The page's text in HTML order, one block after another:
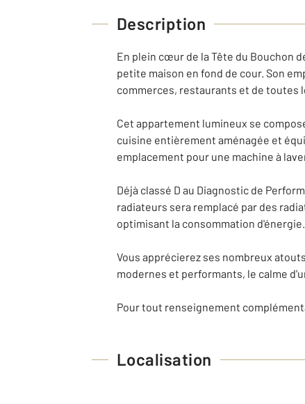
Description
En plein cœur de la Tête du Bouchon
petite maison en fond de cour. Son
commerces, restaurants et de toutes
Cet appartement lumineux se
cuisine entièrement aménagée et
emplacement pour une machine à
Déjà classé D au Diagnostic de
radiateurs sera remplacé par des
optimisant la consommation
Vous apprécierez ses nombreux
modernes et performants, le calme
Pour tout renseignement
Localisation